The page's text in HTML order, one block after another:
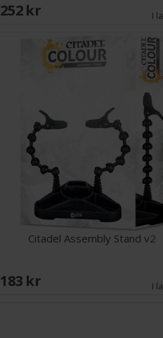
252 SEK I
Citadel Assembly Stand v2
183 SEK I